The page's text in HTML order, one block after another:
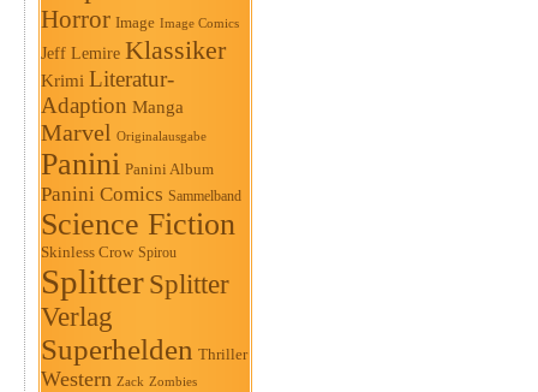
Horror Image Image Comics
Jeff Lemire Klassiker
Krimi Literatur-
Adaption Manga
Marvel Originalausgabe
Panini Panini Album
Panini Comics Sammelband
Science Fiction
Skinless Crow Spirou
Splitter Splitter
Verlag
Superhelden Thriller
Western Zack Zombies